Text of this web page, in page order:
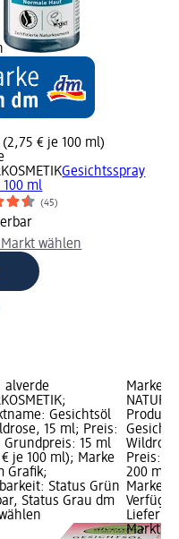
(2,75 € je 100 ml)
Gesichtsspray
100 ml
(45)
wählen
alverde
Gesichtsöl
15 ml; Preis:
Grundpreis: 15 ml
je 100 ml); Marke
Grafik;
Status Grün
Status Grau dm
Marke:
Preis:
200 ml
Marke
Markt